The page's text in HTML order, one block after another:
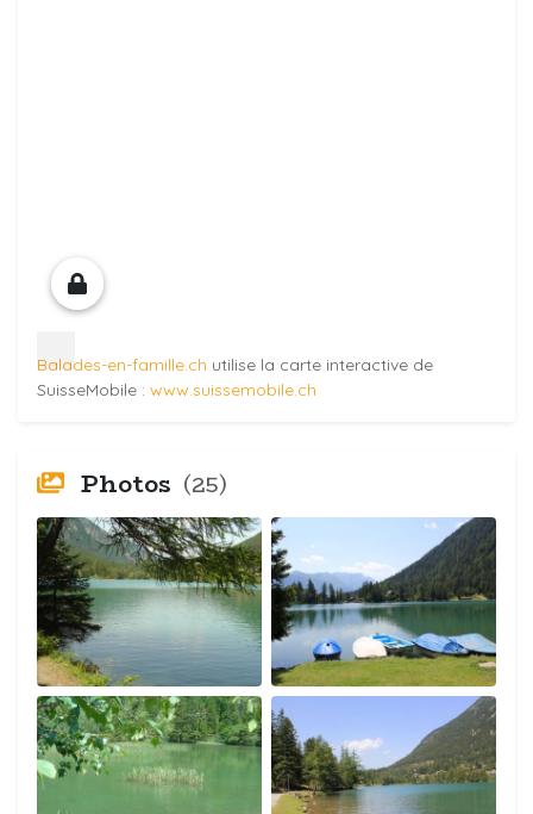
Balades-en-famille.ch utilise la carte interactive de
SuisseMobile : www.suissemobile.ch
Photos (25)